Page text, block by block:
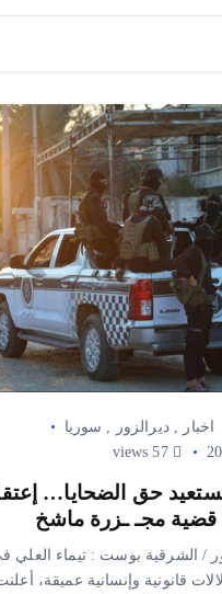
اخبار ,ديرالزور
سوريا
57 views
حق الضحايا…
مجـ ـزرة ماشخ
/ الشرقية بوست : تيماء العلي
قانونية وإنسانية عميقة،